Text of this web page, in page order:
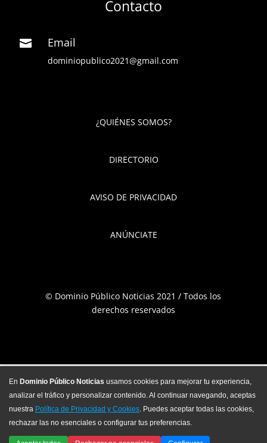
Contacto
 Email
dominiopublico2021@gmail.com
¿QUIÉNES SOMOS?
DIRECTORIO
AVISO DE PRIVACIDAD
ANÚNCIATE
© Dominio Público Noticias 2021 / Todos los
derechos reservados
En Dominio Público Noticias usamos cookies para mejorar tu experiencia,
analizar el tráfico y personalizar contenido. Al continuar navegando, aceptas
nuestra Política de Privacidad y Cookies. Puedes aceptar todas las cookies,
rechazar las no esenciales o configurar tus preferencias.